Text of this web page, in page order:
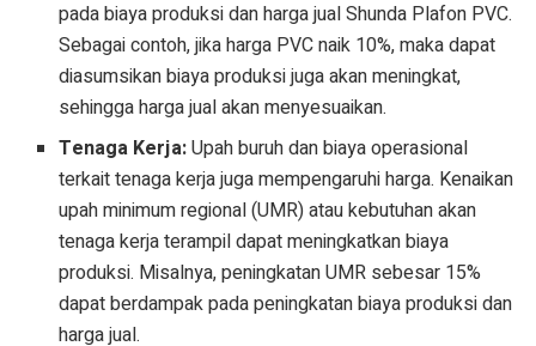
pada biaya produksi dan harga jual Shunda Plafon PVC.
Sebagai contoh, jika harga PVC naik 10%, maka dapat
diasumsikan biaya produksi juga akan meningkat,
sehingga harga jual akan menyesuaikan.
Tenaga Kerja:Upah buruh dan biaya operasional
terkait tenaga kerja juga mempengaruhi harga. Kenaikan
upah minimum regional (UMR) atau kebutuhan akan
tenaga kerja terampil dapat meningkatkan biaya
produksi. Misalnya, peningkatan UMR sebesar 15%
dapat berdampak pada peningkatan biaya produksi dan
harga jual.